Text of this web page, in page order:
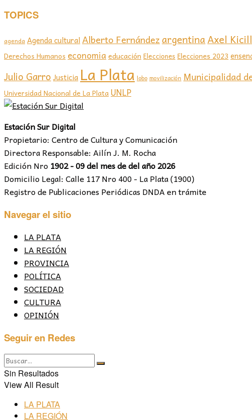
TOPICS
agenda Agenda culturalAlberto Fernández argentinaAxel
Derechos Humanos economia educación Elecciones Elecciones 2023
Julio Garro Justicia La Plata lobo movilización Municipalidad
Universidad Nacional de La Plata UNLP
Estación Sur Digital
Propietario: Centro de Cultura y Comunicación
Directora Responsable: Ailín J. M. Rocha
Edición Nro 1902 - 09 del mes de del año 2026
Domicilio Legal: Calle 117 Nro 400 - La Plata (1900)
Registro de Publicaciones Periódicas DNDA en trámite
Navegar el sitio
LA PLATA
LA REGIÓN
PROVINCIA
POLÍTICA
SOCIEDAD
CULTURA
OPINIÓN
Seguir en Redes
Sin Resultados
View All Result
LA PLATA
LA REGIÓN